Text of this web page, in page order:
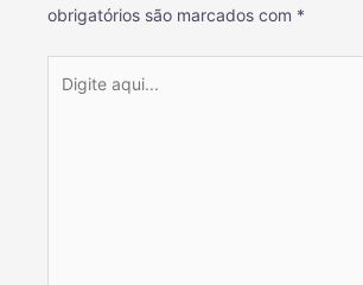
obrigatórios são marcados com *